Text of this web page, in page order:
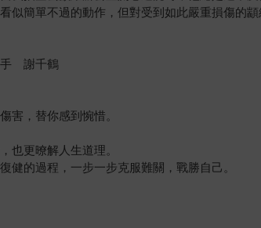
似簡單不過的動作，但對受到如此嚴重損傷的
手 謝千鶴
害，替你感到惋惜。
也更暸解人生道理。
健的過程，一步一步克服難關，戰勝自己。